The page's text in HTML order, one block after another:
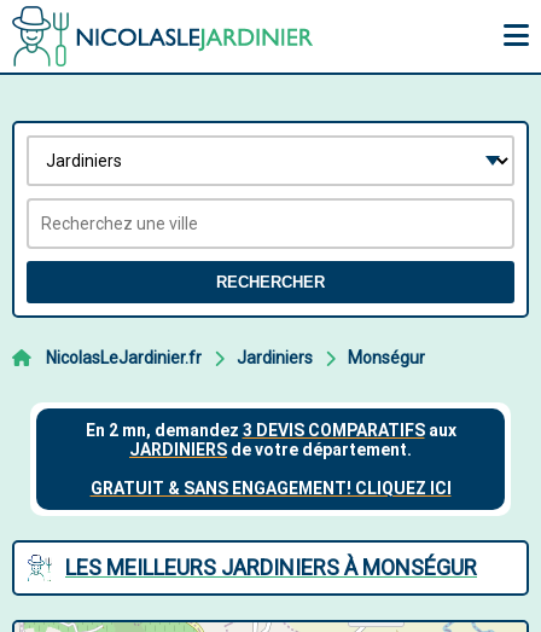
RECHERCHER
NicolasLeJardinier.fr Jardiniers Monségur
LES MEILLEURS JARDINIERS À MONSÉGUR